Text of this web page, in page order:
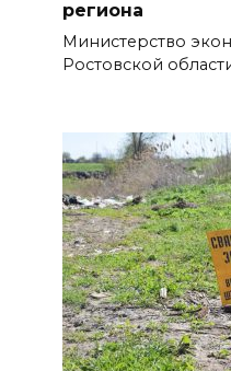
региона
Министерство
Ростовской